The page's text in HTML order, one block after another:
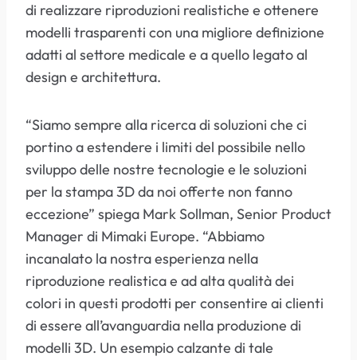
di realizzare riproduzioni realistiche e ottenere
modelli trasparenti con una migliore definizione
adatti al settore medicale e a quello legato al
design e architettura.
“Siamo sempre alla ricerca di soluzioni che ci
portino a estendere i limiti del possibile nello
sviluppo delle nostre tecnologie e le soluzioni
per la stampa 3D da noi offerte non fanno
eccezione” spiega Mark Sollman, Senior Product
Manager di Mimaki Europe. “Abbiamo
incanalato la nostra esperienza nella
riproduzione realistica e ad alta qualità dei
colori in questi prodotti per consentire ai clienti
di essere all’avanguardia nella produzione di
modelli 3D. Un esempio calzante di tale